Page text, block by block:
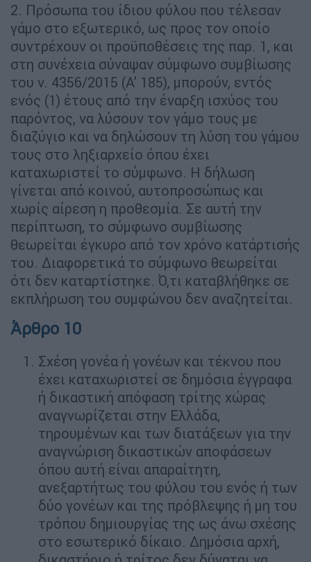
2. Πρόσωπα του ίδιου φύλου που τέλεσαν
γάμο στο εξωτερικό, ως προς τον οποίο
συντρέχουν οι προϋποθέσεις της παρ. 1, και
στη συνέχεια σύναψαν σύμφωνο συμβίωσης
του ν. 4356/2015 (Α’ 185), μπορούν, εντός
ενός (1) έτους από την έναρξη ισχύος του
παρόντος, να λύσουν τον γάμο τους με
διαζύγιο και να δηλώσουν τη λύση του γάμου
τους στο ληξιαρχείο όπου έχει
καταχωριστεί το σύμφωνο. Η δήλωση
γίνεται από κοινού, αυτοπροσώπως και
χωρίς αίρεση η προθεσμία. Σε αυτή την
περίπτωση, το σύμφωνο συμβίωσης
θεωρείται έγκυρο από τον χρόνο κατάρτισής
του. Διαφορετικά το σύμφωνο θεωρείται
ότι δεν καταρτίστηκε. Ό,τι καταβλήθηκε σε
εκπλήρωση του συμφώνου δεν αναζητείται.
Άρθρο 10
Σχέση γονέα ή γονέων και τέκνου που
έχει καταχωριστεί σε δημόσια έγγραφα
ή δικαστική απόφαση τρίτης χώρας
αναγνωρίζεται στην Ελλάδα,
τηρουμένων και των διατάξεων για την
αναγνώριση δικαστικών αποφάσεων
όπου αυτή είναι απαραίτητη,
ανεξαρτήτως του φύλου του ενός ή των
δύο γονέων και της πρόβλεψης ή μη του
τρόπου δημιουργίας της ως άνω σχέσης
στο εσωτερικό δίκαιο. Δημόσια αρχή,